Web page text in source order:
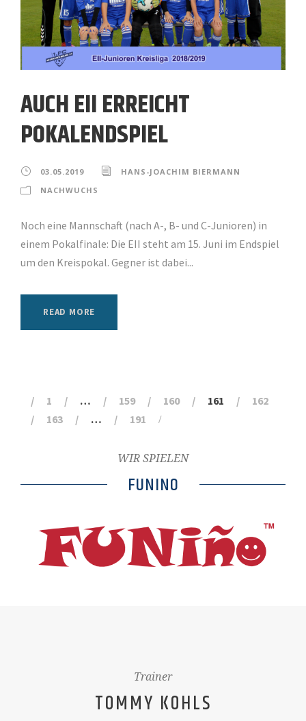
AUCH EII ERREICHT
POKALENDSPIEL
03.05.2019
HANS-JOACHIM BIERMANN
NACHWUCHS
Noch eine Mannschaft (nach A-, B- und C-Junioren) in
einem Pokalfinale: Die EII steht am 15. Juni im Endspiel
um den Kreispokal. Gegner ist dabei...
READ MORE
1 … 159 160 161
162
163
… 191
WIR SPIELEN
FUNINO
Trainer
TOMMY KOHLS